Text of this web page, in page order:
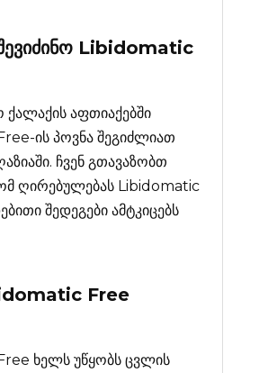
Libidomatic
აფთიაქებში
ის პოვნა შეგიძლიათ
ჩვენ გთავაზობთ
ღირებულებას Libidomatic
შედეგები ამტკიცებს
Free
ხელს უწყობს ცვლის